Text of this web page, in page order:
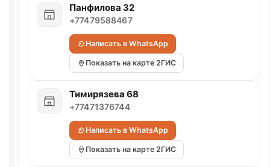
Панфилова 32
+77479588467
Написать в WhatsApp
Показать на карте 2ГИС
Тимирязева 68
+77471376744
Написать в WhatsApp
Показать на карте 2ГИС